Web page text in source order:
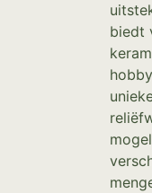
biedt